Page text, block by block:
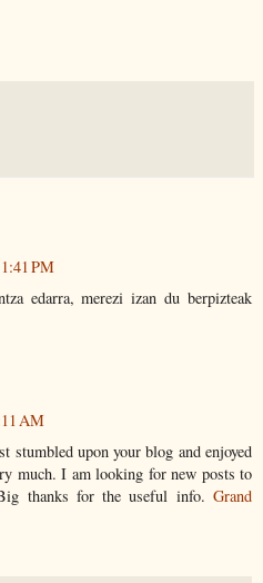
PM
edarra, merezi izan du berpizteak
AM
stumbled upon your blog and enjoyed
much. I am looking for new posts to
thanks for the useful info. Grand